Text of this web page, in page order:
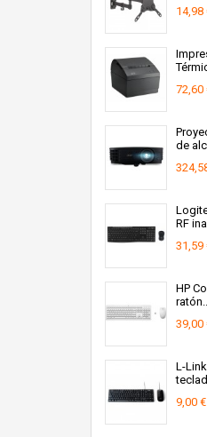
14,98
72,60
de
RF
31,59
HP
39,00
L-
9,00 €